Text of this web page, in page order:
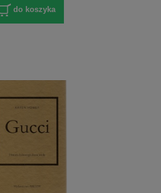
do koszyka